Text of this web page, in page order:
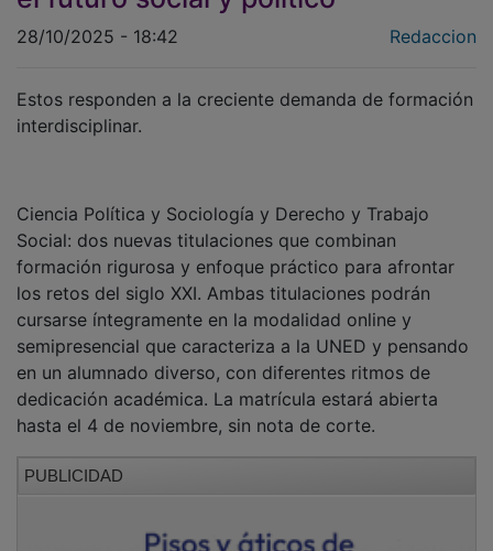
interdisciplinar.
Social: dos nuevas titulaciones que combinan
formación rigurosa y enfoque práctico para afrontar
los retos del siglo XXI. Ambas titulaciones podrán
cursarse íntegramente en la modalidad online y
semipresencial que caracteriza a la UNED y pensando
en un alumnado diverso, con diferentes ritmos de
dedicación académica. La matrícula estará abierta
hasta el 4 de noviembre, sin nota de corte.